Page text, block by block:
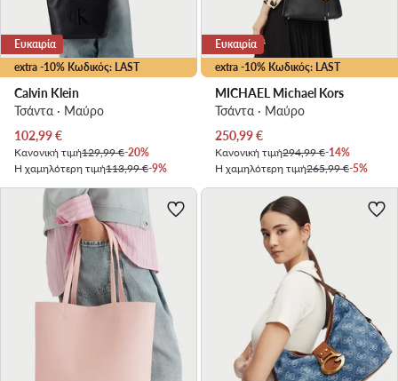
extra -10% Κωδικός: LAST
Ευκαιρία
Calvin Klein
Τσάντα · Μαύρο
Τρέχουσα τιμή
102,99€
Κανονική τιμή129,99 €-20%
Η χαμηλότερη τιμή113,99 €-9%
extra -10% Κωδικός: LAST
Ευκαιρία
MICHAEL Michael Kors
Τσάντα · Μαύρο
Τρέχουσα τιμή
250,99€
Κανονική τιμή294,99 €-14%
Η χαμηλότερη τιμή265,99 €-5%